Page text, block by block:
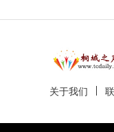
关于我们